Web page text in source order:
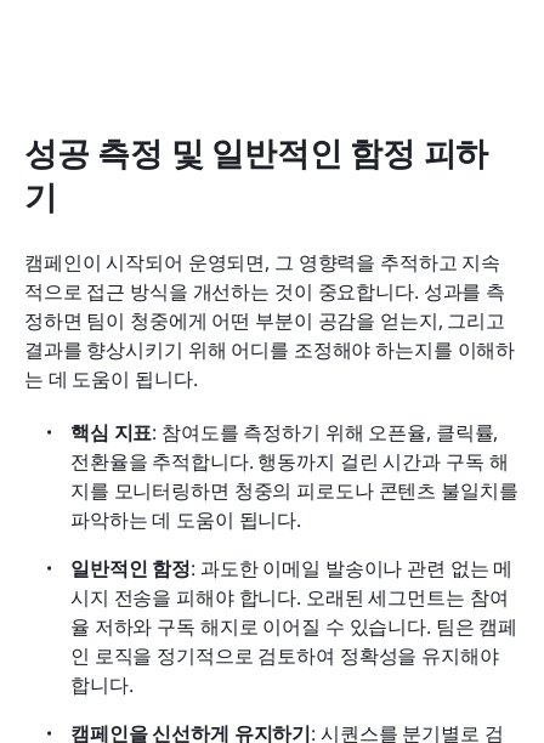
성공 측정 및 일반적인 함정 피하
기
캠페인이 시작되어 운영되면, 그 영향력을 추적하고 지속
적으로 접근 방식을 개선하는 것이 중요합니다. 성과를 측
정하면 팀이 청중에게 어떤 부분이 공감을 얻는지, 그리고
결과를 향상시키기 위해 어디를 조정해야 하는지를 이해하
는 데 도움이 됩니다.
핵심 지표: 참여도를 측정하기 위해 오픈율, 클릭률,
전환율을 추적합니다. 행동까지 걸린 시간과 구독 해
지를 모니터링하면 청중의 피로도나 콘텐츠 불일치를
파악하는 데 도움이 됩니다.
일반적인 함정: 과도한 이메일 발송이나 관련 없는 메
시지 전송을 피해야 합니다. 오래된 세그먼트는 참여
율 저하와 구독 해지로 이어질 수 있습니다. 팀은 캠페
인 로직을 정기적으로 검토하여 정확성을 유지해야
합니다.
캠페인을 신선하게 유지하기: 시퀀스를 분기별로 검